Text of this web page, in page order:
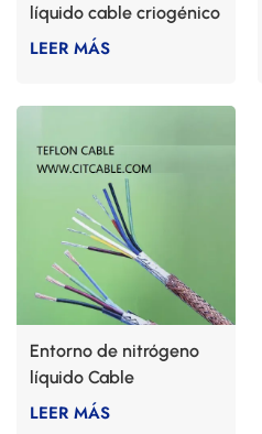
líquido cable criogénico
LEER MÁS
Entorno de nitrógeno
líquido Cable
LEER MÁS